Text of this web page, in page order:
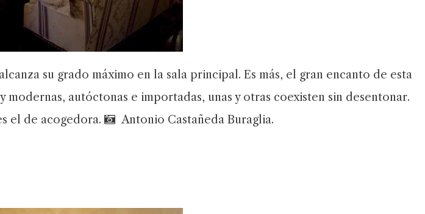
su grado máximo en la sala principal. Es más, el gran encanto de esta
autóctonas e importadas, unas y otras coexisten sin desentonar.
el de acogedora.
Antonio Castañeda Buraglia.